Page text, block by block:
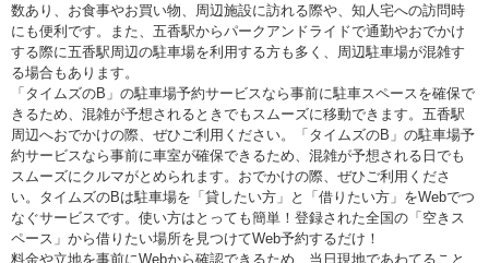
数あり、お食事やお買い物、周辺施設に訪れる際や、知人宅への訪問時
にも便利です。また、五香駅からパークアンドライドで通勤やおでかけ
する際に五香駅周辺の駐車場を利用する方も多く、周辺駐車場が混雑す
る場合もあります。
「タイムズのB」の駐車場予約サービスなら事前に駐車スペースを確保で
きるため、混雑が予想されるときでもスムーズに移動できます。五香駅
周辺へおでかけの際、ぜひご利用ください。「タイムズのB」の駐車場予
約サービスなら事前に車室が確保できるため、混雑が予想される日でも
スムーズにクルマがとめられます。おでかけの際、ぜひご利用くださ
い。タイムズのBは駐車場を「貸したい方」と「借りたい方」をWebでつ
なぐサービスです。使い方はとっても簡単！登録された全国の「空きス
ペース」から借りたい場所を見つけてWeb予約するだけ！
料金や立地を事前にWebから確認できるため、当日現地であわてること